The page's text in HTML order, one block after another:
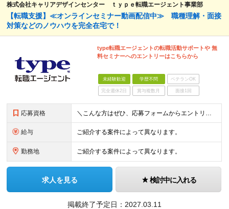
株式会社キャリアデザインセンター ｔｙｐｅ転職エージェント事業部
【転職支援】≪オンラインセミナー動画配信中≫ 職種理解・面接
対策などのノウハウを完全在宅で！
type転職エージェントの転職活動サポートや 無
料セミナーへのエントリーはこちらから
未経験歓迎 学歴不問 ベテランOK
完全週休2日 賞与複数月 面接1回
応募資格
給与 ご紹介する案件によって異なります。
勤務地 ご紹介する案件によって異なります。
求人を見る 検討中に入れる
掲載終了予定日：2027.03.11